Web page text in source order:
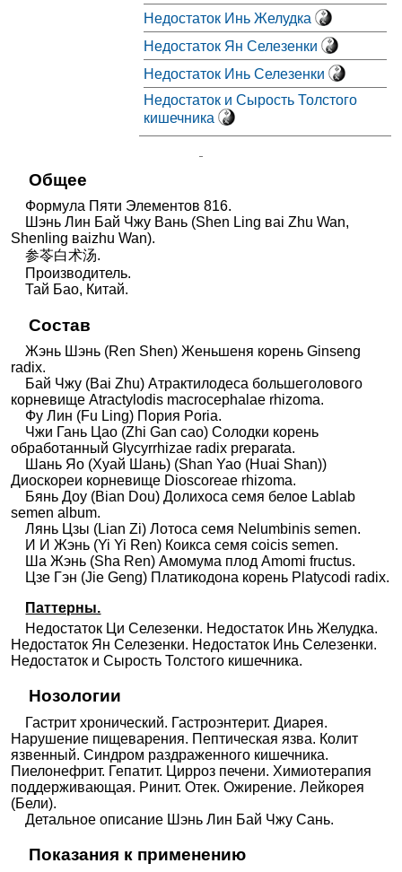
Недостаток Инь Желудка
Недостаток Ян Селезенки
Недостаток Инь Селезенки
Недостаток и Сырость Толстого
кишечника
Общее
Формула Пяти Элементов 816.
Шэнь Лин Бай Чжу Вань (Shen Ling вai Zhu Wan,
Shenling вaizhu Wan).
参苓白术汤.
Производитель.
Тай Бао, Китай.
Состав
Жэнь Шэнь (Ren Shen) Женьшеня корень Ginseng
radix.
Бай Чжу (Bai Zhu) Атрактилодеса большеголового
корневище Atractylodis macrocephalae rhizoma.
Фу Лин (Fu Ling) Пория Poria.
Чжи Гань Цао (Zhi Gan сao) Солодки корень
обработанный Glycyrrhizae radix preparata.
Шань Яо (Хуай Шань) (Shan Yao (Huai Shan))
Диоскореи корневище Dioscoreae rhizoma.
Бянь Доу (Bian Dou) Долихоса семя белое Lablab
semen album.
Лянь Цзы (Lian Zi) Лотоса семя Nelumbinis semen.
И И Жэнь (Yi Yi Ren) Коикса семя сoicis semen.
Ша Жэнь (Sha Ren) Амомума плод Amomi fructus.
Цзе Гэн (Jie Geng) Платикодона корень Platycodi radix.
Паттерны.
Недостаток Ци Селезенки. Недостаток Инь Желудка.
Недостаток Ян Селезенки. Недостаток Инь Селезенки.
Недостаток и Сырость Толстого кишечника.
Нозологии
Гастрит хронический. Гастроэнтерит. Диарея.
Нарушение пищеварения. Пептическая язва. Колит
язвенный. Синдром раздраженного кишечника.
Пиелонефрит. Гепатит. Цирроз печени. Химиотерапия
поддерживающая. Ринит. Отек. Ожирение. Лейкорея
(Бели).
Детальное описание Шэнь Лин Бай Чжу Сань.
Показания к применению